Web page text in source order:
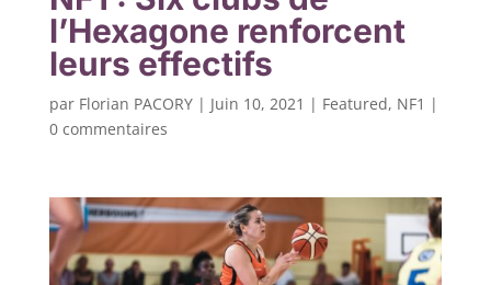
l’Hexagone renforcent
leurs effectifs
par Florian PACORY| Juin 10, 2021 | Featured, NF1 |
0 commentaires